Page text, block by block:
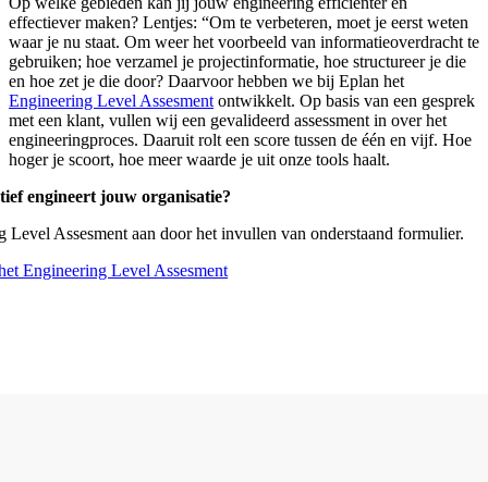
effectiever maken? Lentjes: “Om te verbeteren, moet je eerst weten
waar je nu staat. Om weer het voorbeeld van informatieoverdracht te
gebruiken; hoe verzamel je projectinformatie, hoe structureer je die
en hoe zet je die door? Daarvoor hebben we bij Eplan het
Engineering Level Assesmentontwikkelt. Op basis van een gesprek
met een klant, vullen wij een gevalideerd assessment in over het
engineeringproces. Daaruit rolt een score tussen de één en vijf. Hoe
hoger je scoort, hoe meer waarde je uit onze tools haalt.
engineert jouw organisatie?
Level Assesment aan door het invullen van onderstaand formulier.
Engineering Level Assesment